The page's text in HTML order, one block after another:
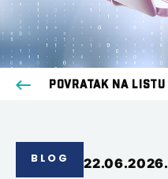
POVRATAK NA LISTU
BLOG 22.06.2026.